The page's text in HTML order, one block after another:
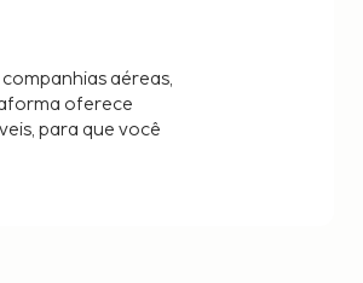
aéreas,
oferece
para que você